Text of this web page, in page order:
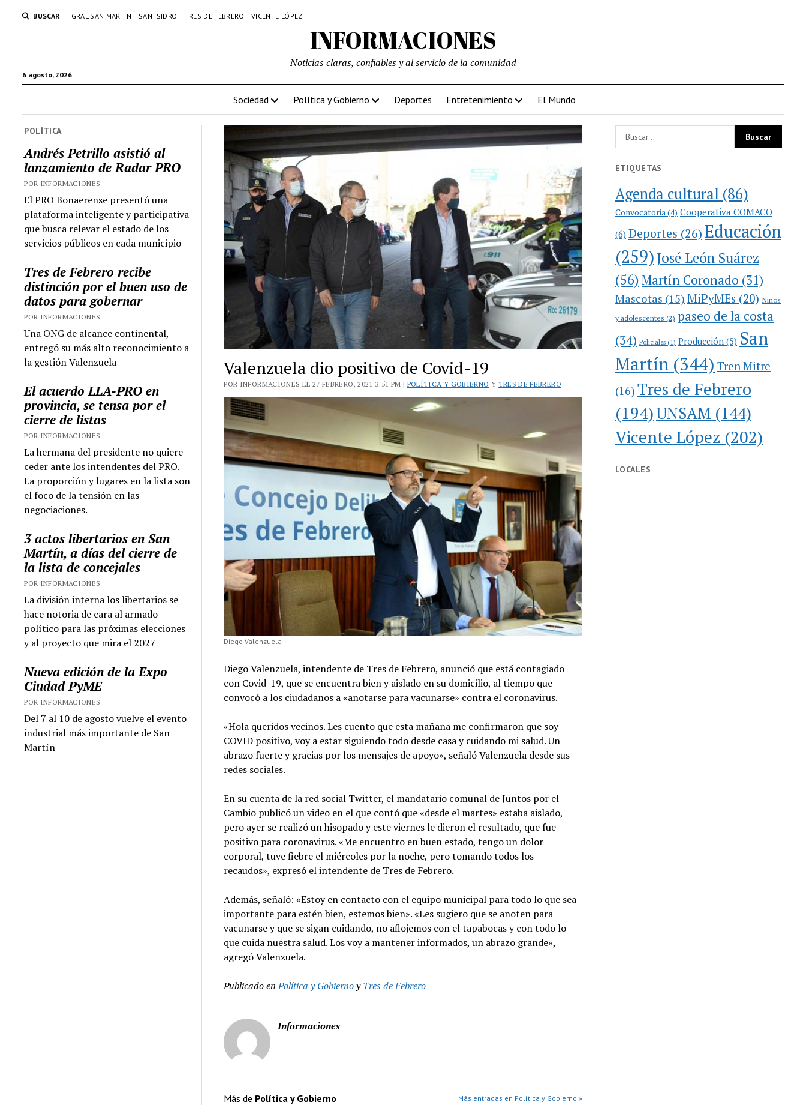
BUSCAR GRAL SAN MARTÍN SAN ISIDRO TRES DE FEBRERO VICENTE LÓPEZ
INFORMACIONES
6 agosto, 2026
Noticias claras, confiables y al servicio de la comunidad
Sociedad Política y Gobierno Deportes Entretenimiento El Mundo
POLÍTICA
Andrés Petrillo asistió al
lanzamiento de Radar PRO
POR INFORMACIONES
El PRO Bonaerense presentó una
plataforma inteligente y participativa
que busca relevar el estado de los
servicios públicos en cada municipio
Tres de Febrero recibe
distinción por el buen uso de
datos para gobernar
POR INFORMACIONES
Una ONG de alcance continental,
entregó su más alto reconocimiento a
la gestión Valenzuela
El acuerdo LLA-PRO en
provincia, se tensa por el
cierre de listas
POR INFORMACIONES
La hermana del presidente no quiere
ceder ante los intendentes del PRO.
La proporción y lugares en la lista son
el foco de la tensión en las
negociaciones.
3 actos libertarios en San
Martín, a días del cierre de
la lista de concejales
POR INFORMACIONES
La división interna los libertarios se
hace notoria de cara al armado
político para las próximas elecciones
y al proyecto que mira el 2027
Nueva edición de la Expo
Ciudad PyME
POR INFORMACIONES
Del 7 al 10 de agosto vuelve el evento
industrial más importante de San
Martín
Valenzuela dio positivo de Covid-19
POR INFORMACIONES EL 27 FEBRERO, 2021 3:51 PM | POLÍTICA Y GOBIERNO Y TRES DE FEBRERO
Diego Valenzuela
Diego Valenzuela, intendente de Tres de Febrero, anunció que está contagiado
con Covid-19, que se encuentra bien y aislado en su domicilio, al tiempo que
convocó a los ciudadanos a «anotarse para vacunarse» contra el coronavirus.
«Hola queridos vecinos. Les cuento que esta mañana me confirmaron que soy
COVID positivo, voy a estar siguiendo todo desde casa y cuidando mi salud. Un
abrazo fuerte y gracias por los mensajes de apoyo», señaló Valenzuela desde sus
redes sociales.
En su cuenta de la red social Twitter, el mandatario comunal de Juntos por el
Cambio publicó un video en el que contó que «desde el martes» estaba aislado,
pero ayer se realizó un hisopado y este viernes le dieron el resultado, que fue
positivo para coronavirus. «Me encuentro en buen estado, tengo un dolor
corporal, tuve fiebre el miércoles por la noche, pero tomando todos los
recaudos», expresó el intendente de Tres de Febrero.
Además, señaló: «Estoy en contacto con el equipo municipal para todo lo que sea
importante para estén bien, estemos bien». «Les sugiero que se anoten para
vacunarse y que se sigan cuidando, no aflojemos con el tapabocas y con todo lo
que cuida nuestra salud. Los voy a mantener informados, un abrazo grande»,
agregó Valenzuela.
Publicado en Política y GobiernoyTres de Febrero
Informaciones
Más de Política y Gobierno Más entradas en Política y Gobierno »
ETIQUETAS
Agenda cultural (86)
Convocatoria (4) Cooperativa COMACO
(6) Deportes (26)Educación
(259)José León Suárez
(56)Martín Coronado (31)
Mascotas (15) MiPyMEs (20) Niños
y adolescentes (2) paseo de la costa
(34) Policiales (1) Producción (5) San
Martín (344) Tren Mitre
(16) Tres de Febrero
(194)UNSAM (144)
Vicente López (202)
LOCALES